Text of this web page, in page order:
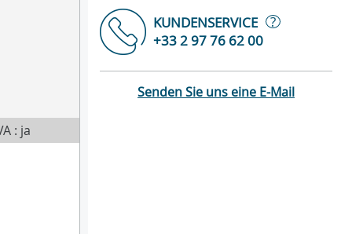
: ja
KUNDENSERVICE
?
+33 2 97 76 62 00
Senden Sie uns eine E-Mail